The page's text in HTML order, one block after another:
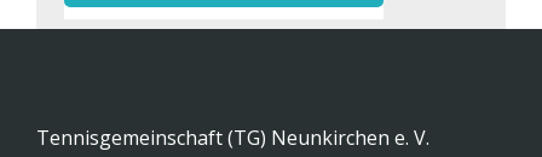
Tennisgemeinschaft (TG) Neunkirchen e. V.